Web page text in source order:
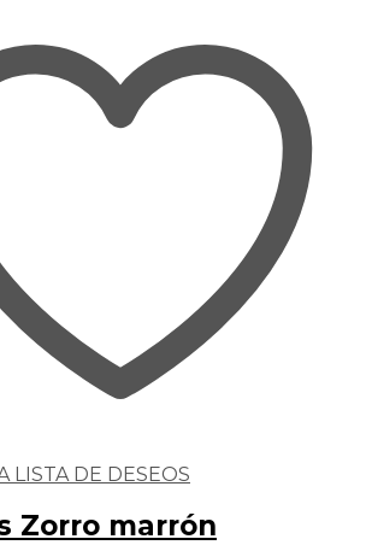
LISTA DE DESEOS
Zorro marrón